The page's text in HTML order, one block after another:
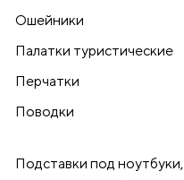
Ошейники
Палатки туристические
Перчатки
Поводки
Подставки под ноутбуки,